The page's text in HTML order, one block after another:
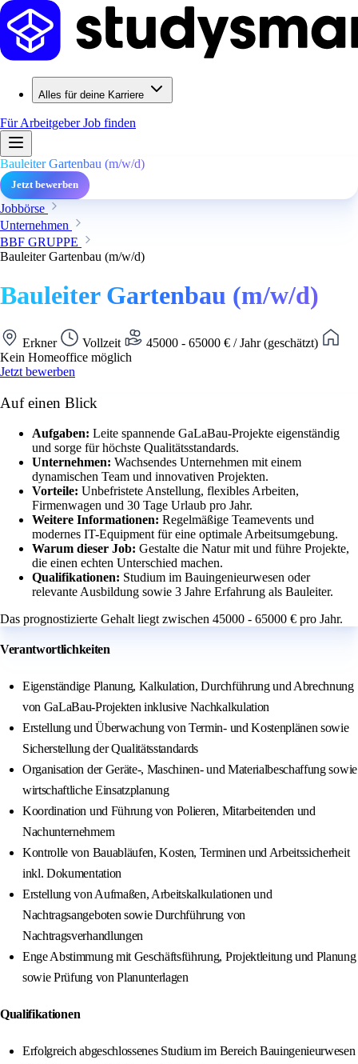
Alles für deine Karriere
Für ArbeitgeberJob finden
Bauleiter Gartenbau (m/w/d)
Jetzt bewerben
Jobbörse
Unternehmen
BBF GRUPPE
Bauleiter Gartenbau (m/w/d)
Bauleiter Gartenbau (m/w/d)
Erkner Vollzeit
45000 - 65000 € / Jahr (geschätzt)
Kein Homeoffice möglich
Jetzt bewerben
Auf einen Blick
Aufgaben: Leite spannende GaLaBau-Projekte eigenständig
und sorge für höchste Qualitätsstandards.
Unternehmen: Wachsendes Unternehmen mit einem
dynamischen Team und innovativen Projekten.
Vorteile: Unbefristete Anstellung, flexibles Arbeiten,
Firmenwagen und 30 Tage Urlaub pro Jahr.
Weitere Informationen: Regelmäßige Teamevents und
modernes IT-Equipment für eine optimale Arbeitsumgebung.
Warum dieser Job: Gestalte die Natur mit und führe Projekte,
die einen echten Unterschied machen.
Qualifikationen: Studium im Bauingenieurwesen oder
relevante Ausbildung sowie 3 Jahre Erfahrung als Bauleiter.
Das prognostizierte Gehalt liegt zwischen 45000 - 65000 € pro Jahr.
Verantwortlichkeiten
Eigenständige Planung, Kalkulation, Durchführung und Abrechnung
von GaLaBau-Projekten inklusive Nachkalkulation
Erstellung und Überwachung von Termin- und Kostenplänen sowie
Sicherstellung der Qualitätsstandards
Organisation der Geräte-, Maschinen- und Materialbeschaffung sowie
wirtschaftliche Einsatzplanung
Koordination und Führung von Polieren, Mitarbeitenden und
Nachunternehmern
Kontrolle von Bauabläufen, Kosten, Terminen und Arbeitssicherheit
inkl. Dokumentation
Erstellung von Aufmaßen, Arbeitskalkulationen und
Nachtragsangeboten sowie Durchführung von
Nachtragsverhandlungen
Enge Abstimmung mit Geschäftsführung, Projektleitung und Planung
sowie Prüfung von Planunterlagen
Qualifikationen
Erfolgreich abgeschlossenes Studium im Bereich Bauingenieurwesen